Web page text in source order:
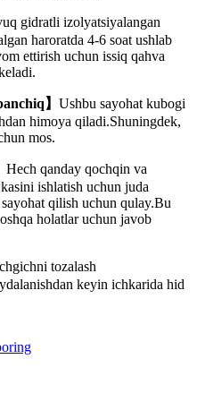
gidratli izolyatsiyalangan
haroratda 4-6 soat ushlab
ettirish uchun issiq qahva
】 Ushbu sayohat kubogi
himoya qiladi.Shuningdek,
mos.
Hech qanday qochqin va
ishlatish uchun juda
qilish uchun qulay.Bu
holatlar uchun javob
tozalash
keyin ichkarida hid